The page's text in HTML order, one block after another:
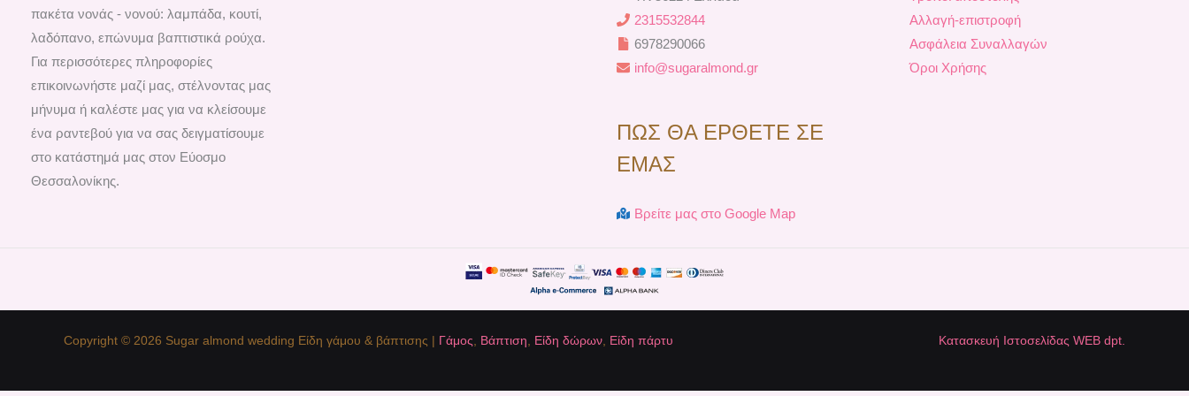
πακέτα νονάς - νονού: λαμπάδα, κουτί,
λαδόπανο, επώνυμα βαπτιστικά ρούχα.
Για περισσότερες πληροφορίες
επικοινωνήστε μαζί μας, στέλνοντας μας
μήνυμα ή καλέστε μας για να κλείσουμε
ένα ραντεβού για να σας δειγματίσουμε
στο κατάστημά μας στον Εύοσμο
Θεσσαλονίκης.
2315532844
6978290066
info@sugaralmond.gr
ΠΩΣ ΘΑ ΕΡΘΕΤΕ ΣΕ
ΕΜΑΣ
Βρείτε μας στο Google Map
Αλλαγή-επιστροφή
Ασφάλεια Συναλλαγών
Όροι Χρήσης
Copyright © 2026 Sugar almond wedding Είδη γάμου & βάπτισης | Γάμος Βάπτιση Είδη δώρων Είδη πάρτυ Κατασκευή Ιστοσελίδας WEB dpt.